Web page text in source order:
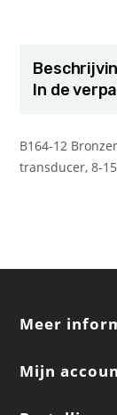
In de
B164-12
transducer, 8-
Meer
Mijn